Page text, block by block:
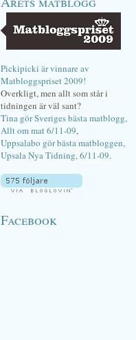
Pickipicki är vinnare av
Matbloggspriset 2009!
Overkligt, men allt som står i
tidningen är väl sant?
Tina gör Sveriges bästa matblogg,
Allt om mat 6/11-09,
Uppsalabo gör bästa matbloggen,
Upsala Nya Tidning, 6/11-09.
Facebook